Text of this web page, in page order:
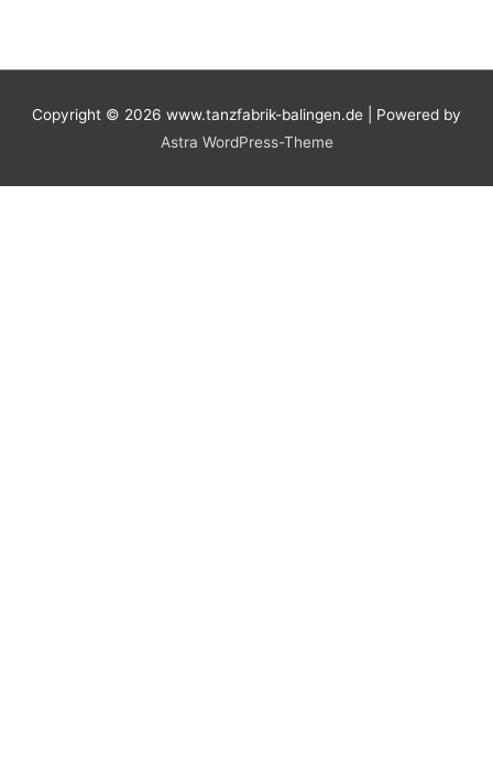
Copyright © 2026 www.tanzfabrik-balingen.de | Powered by
Astra WordPress-Theme